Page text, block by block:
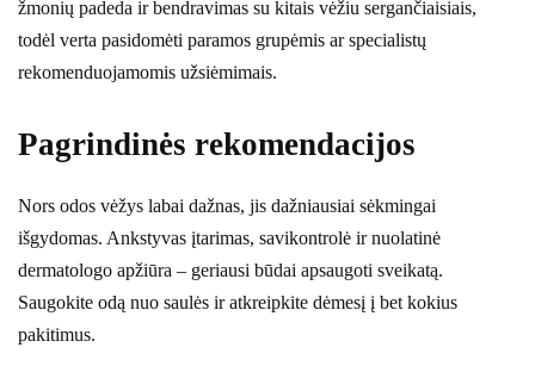
žmonių padeda ir bendravimas su kitais vėžiu sergančiaisiais,
todėl verta pasidomėti paramos grupėmis ar specialistų
rekomenduojamomis užsiėmimais.
Pagrindinės rekomendacijos
Nors odos vėžys labai dažnas, jis dažniausiai sėkmingai
išgydomas. Ankstyvas įtarimas, savikontrolė ir nuolatinė
dermatologo apžiūra – geriausi būdai apsaugoti sveikatą.
Saugokite odą nuo saulės ir atkreipkite dėmesį į bet kokius
pakitimus.